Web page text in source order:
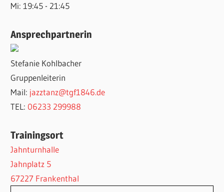
Mi: 19:45 - 21:45
Ansprechpartnerin
Stefanie Kohlbacher
Gruppenleiterin
Mail: jazztanz@tgf1846.de
TEL: 06233 299988
Trainingsort
Jahnturnhalle
Jahnplatz 5
67227 Frankenthal